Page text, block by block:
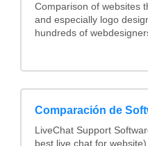
Comparison of websites
and especially logo
hundreds of
Comparación de
LiveChat Support
best live chat for website)